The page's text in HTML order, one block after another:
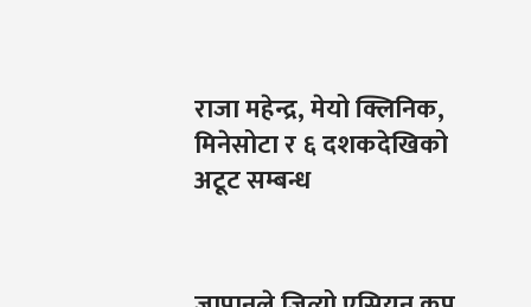
राजा महेन्द्र, मेयो क्लिनिक,
मिनेसोटा र ६ दशकदेखिको
अटूट सम्बन्ध